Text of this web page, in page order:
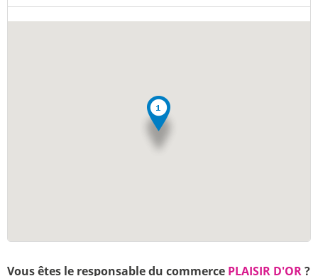
Vous êtes le responsable du commerce PLAISIR D'OR?